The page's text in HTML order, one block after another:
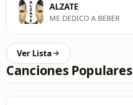
ALZATE
ME DEDICO A BEBER
Ver Lista
Canciones Populares